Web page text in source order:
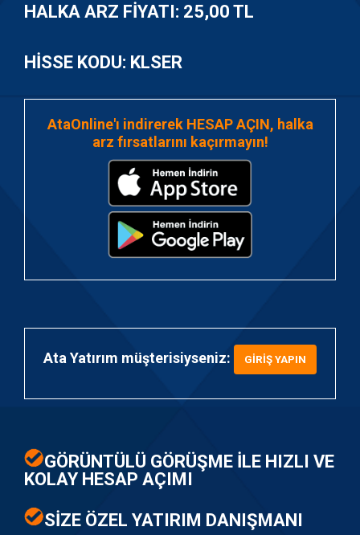
HALKA ARZ FIYATI: 25,00 TL
HISSE KODU: KLSER
AtaOnline'ı indirerek HESAP AÇIN, halka
arz fırsatlarını kaçırmayın!
Ata Yatırım müşterisiyseniz: GIRIŞ YAPIN
GÖRÜNTÜLÜ GÖRÜŞME İLE HIZLI VE
KOLAY HESAP AÇIMI
SİZE ÖZEL YATIRIM DANIŞMANI